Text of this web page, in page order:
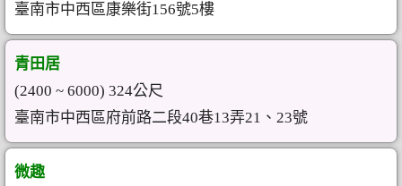
臺南市中西區康樂街156號5樓
青田居
(2400 ~ 6000) 324公尺
臺南市中西區府前路二段40巷13弄21、23號
微趣